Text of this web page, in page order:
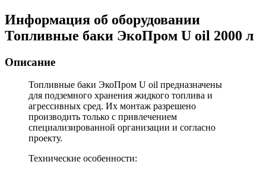
Информация об оборудовании
Топливные баки ЭкоПром U oil 2000 л
Описание
Топливные баки ЭкоПром U oil предназначены
для подземного хранения жидкого топлива и
агрессивных сред. Их монтаж разрешено
производить только с привлечением
специализированной организации и согласно
проекту.
Технические особенности: